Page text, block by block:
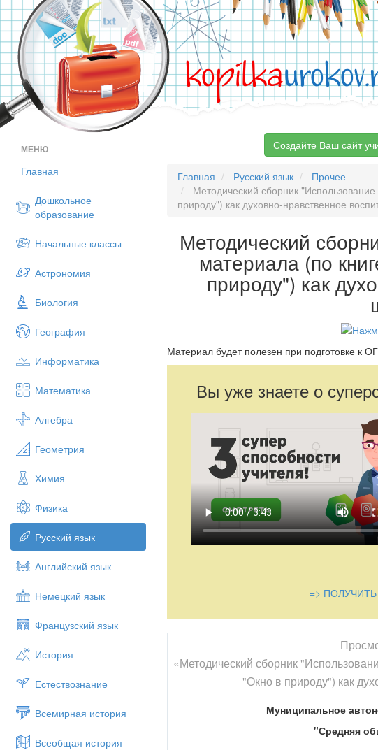
kopilka
МЕНЮ
Главная
Дошкольное
образование
Начальные классы
Астрономия
Биология
География
Информатика
Математика
Алгебра
Геометрия
Химия
Физика
Русский язык
Английский язык
Немецкий язык
Французский язык
История
Естествознание
Всемирная история
Всеобщая история
Создайте Ваш сайт
Главная Русский язык
Прочее
Методический сборник
природу") как духовно-нравственное
Методический
материала (по
природу") как
Материал будет полезен при подготовке к
Вы уже знаете о
=>
«Методический сборник
"Окно в природу") как
Муниципальное
"Средняя